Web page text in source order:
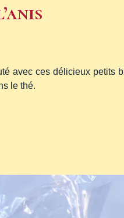
avec ces délicieux petits
le thé.